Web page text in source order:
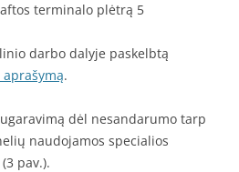
terminalo plėtrą 5
darbo dalyje paskelbtą
.
dėl nesandarumo tarp
naudojamos specialios
pav.).